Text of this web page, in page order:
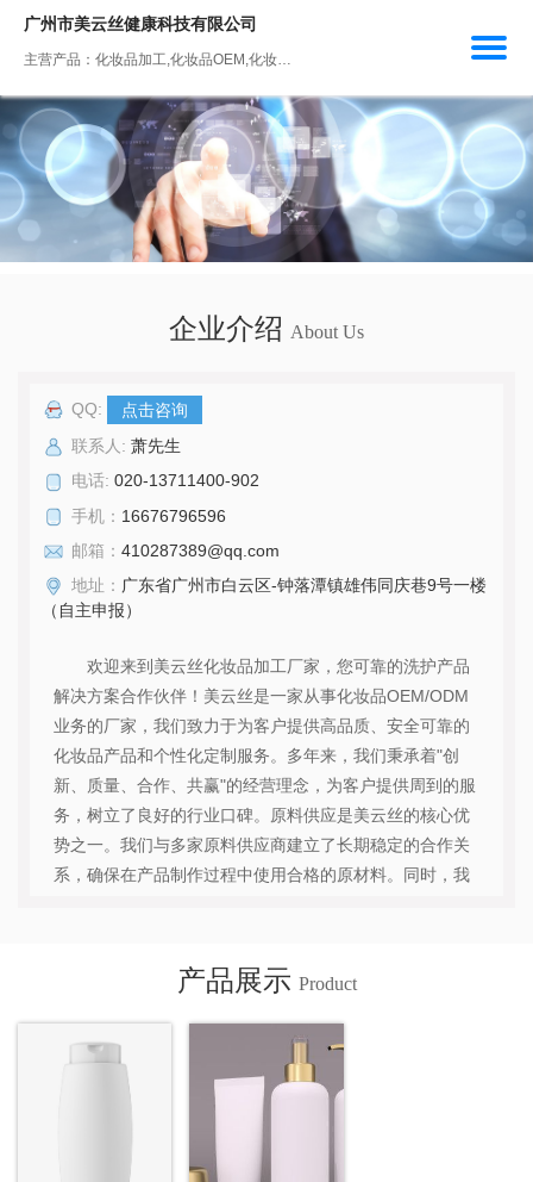
广州市美云丝健康科技有限公司
主营产品：化妆品加工,化妆品OEM,化妆品生产,化妆品ODM,化妆品工厂
企业介绍 About Us
QQ:
点击咨询
联系人: 萧先生
电话: 020-13711400-902
手机： 16676796596
邮箱： 410287389@qq.com
地址： 广东省广州市白云区-钟落潭镇雄伟同庆巷9号一楼
（自主申报）
欢迎来到美云丝化妆品加工厂家，您可靠的洗护产品
解决方案合作伙伴！美云丝是一家从事化妆品OEM/ODM
业务的厂家，我们致力于为客户提供高品质、安全可靠的
化妆品产品和个性化定制服务。多年来，我们秉承着"创
新、质量、合作、共赢"的经营理念，为客户提供周到的服
务，树立了良好的行业口碑。原料供应是美云丝的核心优
势之一。我们与多家原料供应商建立了长期稳定的合作关
系，确保在产品制作过程中使用合格的原材料。同时，我
OEM/ODM领域，美云丝以出色的生产制造能力和灵活的
定制服务而闻名。我们拥有现代化的生产设施和严格的质
量控制体系，确保每一款产品都符合国际化妆品标准和客
户的要求。与此同时，我们也提供个性化定制服务...
产品展示 Product